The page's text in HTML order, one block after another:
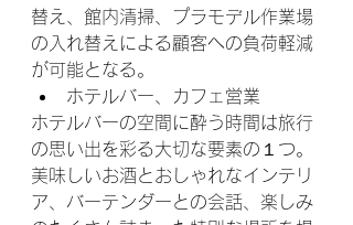
替え、館内清掃、プラモデル作業場
の入れ替えによる顧客への負荷軽減
が可能となる。
ホテルバー、カフェ営業
ホテルバーの空間に酔う時間は旅行
の思い出を彩る大切な要素の１つ。
美味しいお酒とおしゃれなインテリ
ア、バーテンダーとの会話、楽しみ